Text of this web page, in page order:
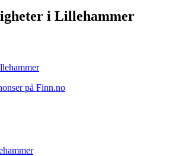
i Lillehammer
på Finn.no